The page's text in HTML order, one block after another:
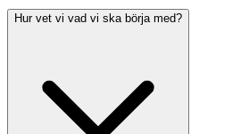
Hur vet vi vad vi ska börja med?